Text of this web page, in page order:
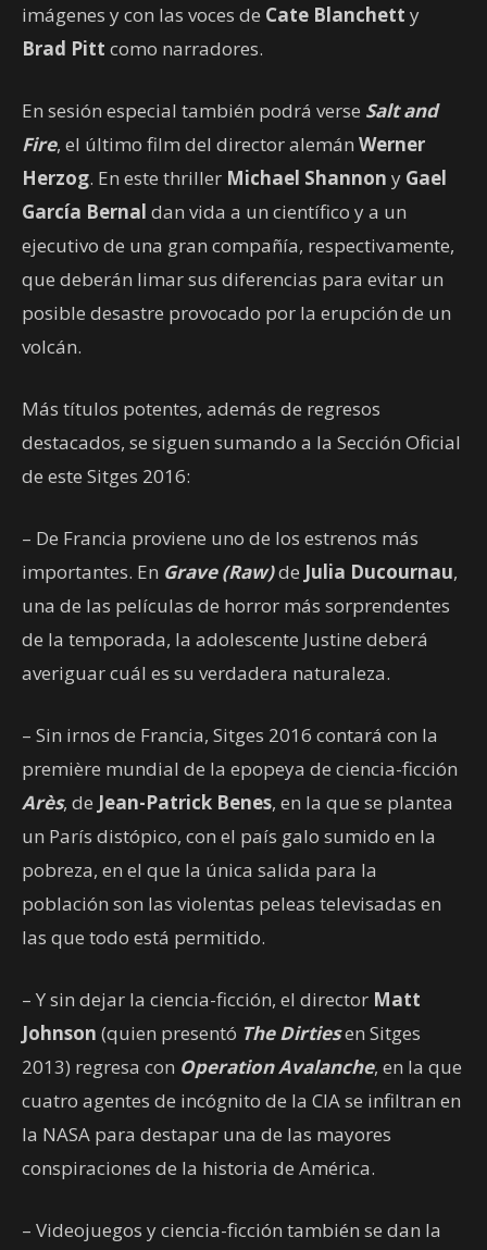
imágenes y con las voces de Cate Blanchett y
Brad Pitt como narradores.
En sesión especial también podrá verse Salt and
Fire, el último film del director alemán Werner
Herzog. En este thriller Michael Shannon y Gael
García Bernal dan vida a un científico y a un
ejecutivo de una gran compañía, respectivamente,
que deberán limar sus diferencias para evitar un
posible desastre provocado por la erupción de un
volcán.
Más títulos potentes, además de regresos
destacados, se siguen sumando a la Sección Oficial
de este Sitges 2016:
– De Francia proviene uno de los estrenos más
importantes. En Grave (Raw)de Julia Ducournau,
una de las películas de horror más sorprendentes
de la temporada, la adolescente Justine deberá
averiguar cuál es su verdadera naturaleza.
– Sin irnos de Francia, Sitges 2016 contará con la
première mundial de la epopeya de ciencia-ficción
Arès, de Jean-Patrick Benes, en la que se plantea
un París distópico, con el país galo sumido en la
pobreza, en el que la única salida para la
población son las violentas peleas televisadas en
las que todo está permitido.
– Y sin dejar la ciencia-ficción, el director Matt
Johnson (quien presentó The Dirtiesen Sitges
2013) regresa con Operation Avalanche, en la que
cuatro agentes de incógnito de la CIA se infiltran en
la NASA para destapar una de las mayores
conspiraciones de la historia de América.
– Videojuegos y ciencia-ficción también se dan la